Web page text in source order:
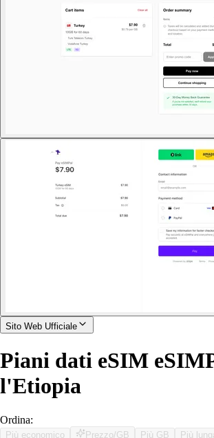
Sito Web Ufficiale
Piani dati eSIM
l'Etiopia
Ordina:
Più economico Prezzo/GB Più GB Più